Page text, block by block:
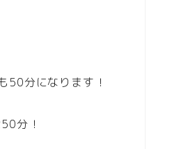
50分になります！
分！